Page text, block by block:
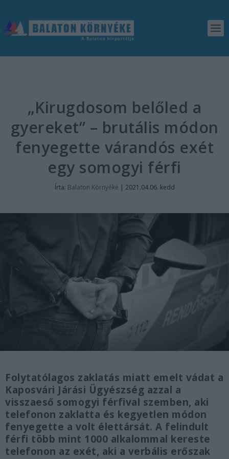
„Kirugdosom belőled a
gyereket” – brutális módon
fenyegette várandós exét
egy somogyi férfi
Írta: Balaton Környéke | 2021.04.06. kedd
Folytatólagos zaklatás miatt emelt vádat a
Kaposvári Járási Ügyészség azzal a
visszaeső somogyi férfival szemben, aki
telefonon zaklatta és kegyetlen módon
fenyegette a volt élettársát. A felindult
férfi több mint 1000 alkalommal kereste
telefonon az exét, aki a verbális erőszak